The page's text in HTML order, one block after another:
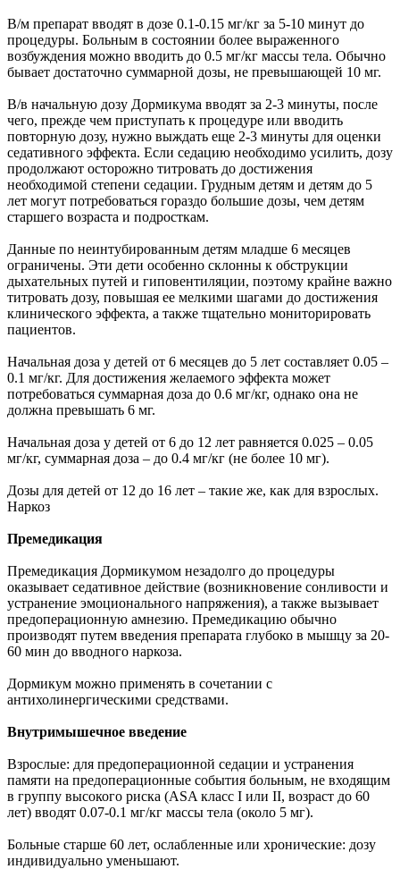
В/м препарат вводят в дозе 0.1-0.15 мг/кг за 5-10 минут до
процедуры. Больным в состоянии более выраженного
возбуждения можно вводить до 0.5 мг/кг массы тела. Обычно
бывает достаточно суммарной дозы, не превышающей 10 мг.
В/в начальную дозу Дормикума вводят за 2-3 минуты, после
чего, прежде чем приступать к процедуре или вводить
повторную дозу, нужно выждать еще 2-3 минуты для оценки
седативного эффекта. Если седацию необходимо усилить, дозу
продолжают осторожно титровать до достижения
необходимой степени седации. Грудным детям и детям до 5
лет могут потребоваться гораздо большие дозы, чем детям
старшего возраста и подросткам.
Данные по неинтубированным детям младше 6 месяцев
ограничены. Эти дети особенно склонны к обструкции
дыхательных путей и гиповентиляции, поэтому крайне важно
титровать дозу, повышая ее мелкими шагами до достижения
клинического эффекта, а также тщательно мониторировать
пациентов.
Начальная доза у детей от 6 месяцев до 5 лет составляет 0.05 –
0.1 мг/кг. Для достижения желаемого эффекта может
потребоваться суммарная доза до 0.6 мг/кг, однако она не
должна превышать 6 мг.
Начальная доза у детей от 6 до 12 лет равняется 0.025 – 0.05
мг/кг, суммарная доза – до 0.4 мг/кг (не более 10 мг).
Дозы для детей от 12 до 16 лет – такие же, как для взрослых.
Наркоз
Премедикация
Премедикация Дормикумом незадолго до процедуры
оказывает седативное действие (возникновение сонливости и
устранение эмоционального напряжения), а также вызывает
предоперационную амнезию. Премедикацию обычно
производят путем введения препарата глубоко в мышцу за 20-
60 мин до вводного наркоза.
Дормикум можно применять в сочетании с
антихолинергическими средствами.
Внутримышечное введение
Взрослые: для предоперационной седации и устранения
памяти на предоперационные события больным, не входящим
в группу высокого риска (ASA класс I или II, возраст до 60
лет) вводят 0.07-0.1 мг/кг массы тела (около 5 мг).
Больные старше 60 лет, ослабленные или хронические: дозу
индивидуально уменьшают.